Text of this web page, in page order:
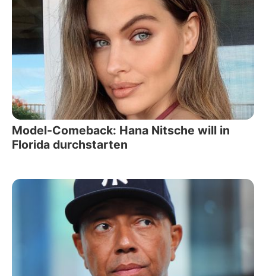
Model-Comeback: Hana Nitsche will in
Florida durchstarten